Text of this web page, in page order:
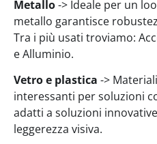
Metallo-> Ideale per un
metallo garantisce
Tra i più usati troviamo:
e Alluminio.
Vetro e plastica ->
interessanti per soluzioni
adatti a soluzioni
leggerezza visiva.